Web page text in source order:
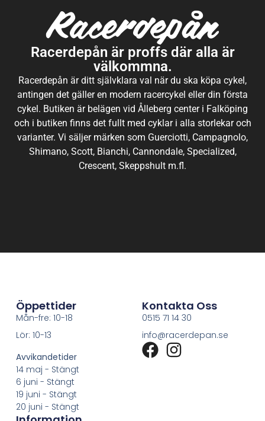
Racerdepån är proffs där alla är
välkommna.
Racerdepån är ditt självklara val när du ska köpa cykel,
antingen det gäller en modern racercykel eller din första
cykel. Butiken är belägen vid Ålleberg center i Falköping
och i butiken finns det fullt med cyklar i alla storlekar och
varianter. Vi säljer märken som Guerciotti, Campagnolo,
Shimano, Scott, Bianchi, Cannondale, Specialized,
Crescent, Skeppshult m.fl.
Öppettider
Mån-fre: 10-18
Lör: 10-13
Avvikandetider
14 maj - Stängt
6 juni - Stängt
19 juni - Stängt
20 juni - Stängt
Kontakta Oss
0515 71 14 30
info@racerdepan.se